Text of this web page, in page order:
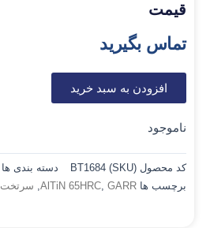
قیمت
تماس بگیرید
افزودن به سبد خرید
ناموجود
کد محصول (SKU) BT1684 دسته بندی ها
برچسب ها
AlTiN 65HRC, GARR
, سرتخت